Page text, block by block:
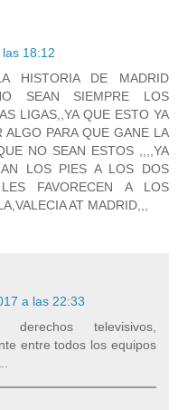
18:12
HISTORIA DE MADRID
SEAN SIEMPRE LOS
LIGAS,,YA QUE ESTO YA
ALGO PARA QUE GANE LA
NO SEAN ESTOS ,,,,YA
LOS PIES A LOS DOS
FAVORECEN A LOS
AT MADRID,,,
a las 22:33
televisivos,
entre todos los equipos